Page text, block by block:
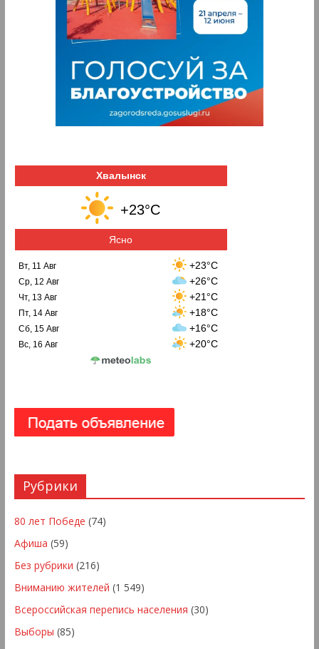
Хвалынск
+23°C
Ясно
Вт, 11 Авг +23°C
Ср, 12 Авг +26°C
Чт, 13 Авг +21°C
Пт, 14 Авг +18°C
Сб, 15 Авг +16°C
Вс, 16 Авг +20°C
Рубрики
80 лет Победе (74)
Афиша (59)
Без рубрики (216)
Вниманию жителей (1 549)
Всероссийская перепись населения (30)
Выборы (85)